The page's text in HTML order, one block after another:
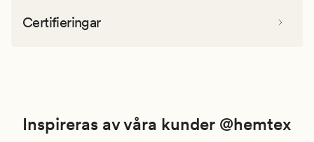
Certifieringar
Inspireras av våra kunder @hemtex